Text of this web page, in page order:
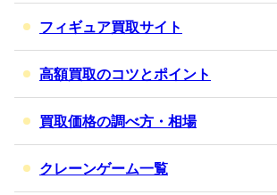
フィギュア買取サイト
高額買取のコツとポイント
買取価格の調べ方・相場
クレーンゲーム一覧